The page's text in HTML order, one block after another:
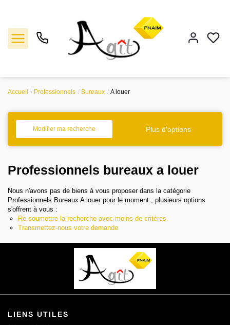
Location
Notre agence
Estimation
Contact
Accueil Professionnels Bureaux A louer
Modifier ma recherche Plus d'options
Professionnels bureaux a louer
Nous n'avons pas de biens à vous proposer dans la catégorie
Professionnels Bureaux A louer pour le moment , plusieurs options
s'offrent à vous :
Re-soumettre la recherche avec moins de critères.
Transmettez-nous votre demande
LIENS UTILES